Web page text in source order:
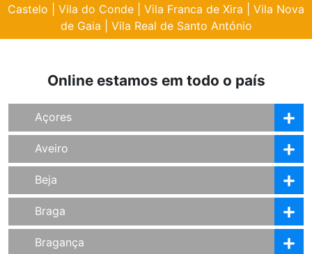
Castelo
Vila do Conde Vila Franca de Xira
Vila Nova
de Gaia
Vila Real de Santo António
Online estamos em todo o país
Açores
Aveiro
Beja
Braga
Bragança